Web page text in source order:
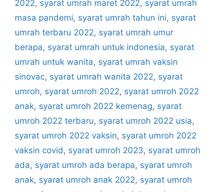
2022, syarat umrah maret 2022, syarat umrah
masa pandemi, syarat umrah tahun ini, syarat
umrah terbaru 2022, syarat umrah umur
berapa, syarat umrah untuk indonesia, syarat
umrah untuk wanita, syarat umrah vaksin
sinovac, syarat umrah wanita 2022, syarat
umroh, syarat umroh 2022, syarat umroh 2022
anak, syarat umroh 2022 kemenag, syarat
umroh 2022 terbaru, syarat umroh 2022 usia,
syarat umroh 2022 vaksin, syarat umroh 2022
vaksin covid , syarat umroh 2023, syarat umroh
ada, syarat umroh ada berapa, syarat umroh
anak, syarat umroh anak 2022, syarat umroh